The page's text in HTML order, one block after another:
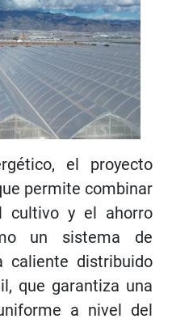
el proyecto
permite combinar
cultivo y el ahorro
un sistema de
caliente distribuido
que garantiza una
a nivel del